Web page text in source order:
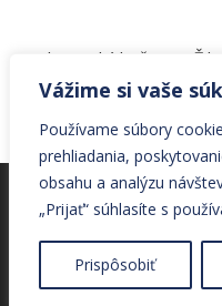
Vážime si vaše
Používame súbory
prehliadania,
obsahu a analýzu
„Prijať“ súhlasíte s
Prispôsobiť
| Krajská knižnica v
Žilina |
© Všetky práva
© 2026 Krajská